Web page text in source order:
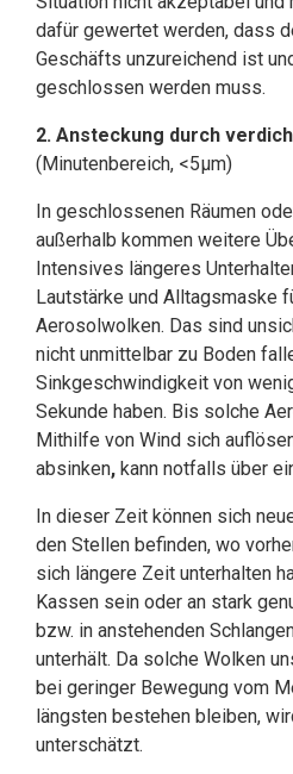
dafür gewertet werden, dass
Geschäfts unzureichend ist
geschlossen werden muss.
2. Ansteckung durch
(Minutenbereich, <5µm)
In geschlossenen Räumen
außerhalb kommen weitere
Intensives längeres
Lautstärke und Alltagsmaske
Aerosolwolken. Das sind
nicht unmittelbar zu Boden
Sinkgeschwindigkeit von
Sekunde haben. Bis solche
Mithilfe von Wind sich
absinken, kann notfalls über
In dieser Zeit können sich
den Stellen befinden, wo
sich längere Zeit unterhalten
Kassen sein oder an stark
bzw. in anstehenden
unterhält. Da solche Wolken
bei geringer Bewegung vom
längsten bestehen bleiben,
unterschätzt.